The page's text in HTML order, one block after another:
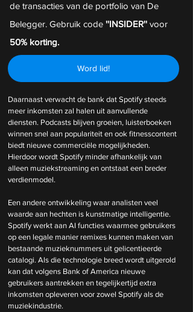
de transacties van de portfolio van De
Belegger. Gebruik code ''INSIDER'' voor
50% korting.
Word lid!
Daarnaast verwacht de bank dat Spotify steeds
meer inkomsten zal halen uit aanvullende
diensten. Podcasts blijven groeien, luisterboeken
winnen snel aan populariteit en ook fitnesscontent
biedt nieuwe commerciële mogelijkheden.
Hierdoor wordt Spotify minder afhankelijk van
alleen muziekstreaming en ontstaat een breder
verdienmodel.
Een andere ontwikkeling waar analisten veel
waarde aan hechten is kunstmatige intelligentie.
Spotify werkt aan AI functies waarmee gebruikers
op een legale manier remixes kunnen maken van
bestaande muzieknummers uit gelicentieerde
catalogi. Als die technologie breed wordt uitgerold
kan dat volgens Bank of America nieuwe
gebruikers aantrekken en tegelijkertijd extra
inkomsten opleveren voor zowel Spotify als de
muziekindustrie.